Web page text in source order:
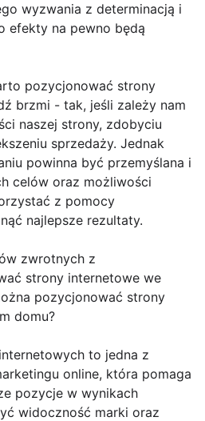
wyzwania z determinacją i
efekty na pewno będą
pozycjonować strony
brzmi - tak, jeśli zależy nam
naszej strony, zdobyciu
sprzedaży. Jednak
powinna być przemyślana i
celów oraz możliwości
z pomocy
najlepsze rezultaty.
zwrotnych z
strony internetowe we
pozycjonować strony
domu?
to jedna z
online, która pomaga
pozycje w wynikach
widoczność marki oraz